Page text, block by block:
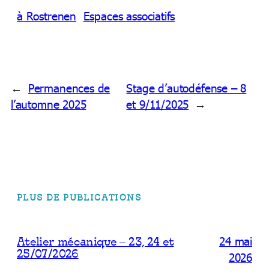
à Rostrenen Espaces associatifs
←
Permanences de
l’automne 2025
Stage d’autodéfense – 8
et 9/11/2025 →
PLUS DE PUBLICATIONS
Atelier mécanique – 23, 24 et
25/07/2026
24 mai
2026